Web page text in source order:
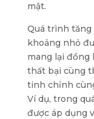
mật.
Quá trình
khoảng nhỏ
mang lại đồng
thất bại cùng
tinh chỉnh
Ví dụ, trong
được áp dụng